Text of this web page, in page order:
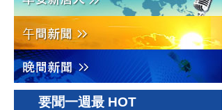
要聞一週最 HOT